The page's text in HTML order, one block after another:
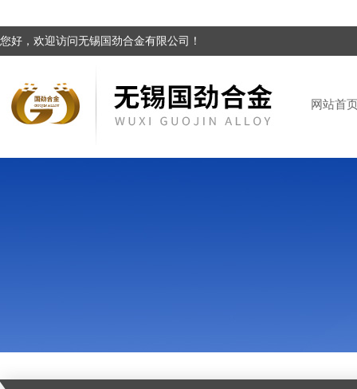
您好，欢迎访问无锡国劲合金有限公司！
网站首